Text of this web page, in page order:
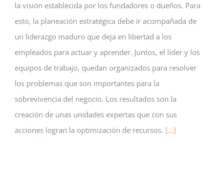
la visión establecida por los fundadores o dueños. Para
esto, la planeación estratégica debe ir acompañada de
un liderazgo maduro que deja en libertad a los
empleados para actuar y aprender. Juntos, el líder y los
equipos de trabajo, quedan organizados para resolver
los problemas que son importantes para la
sobrevivencia del negocio. Los resultados son la
creación de unas unidades expertas que con sus
acciones logran la optimización de recursos. [...]